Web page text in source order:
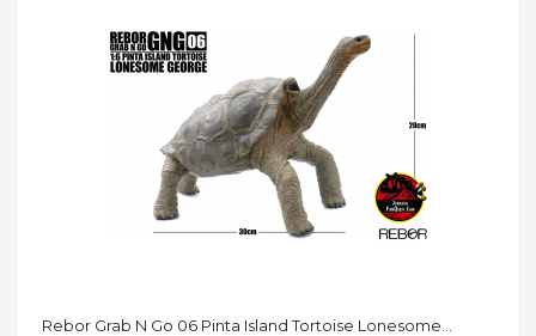
Rebor Grab N Go 06 Pinta Island Tortoise Lonesome...